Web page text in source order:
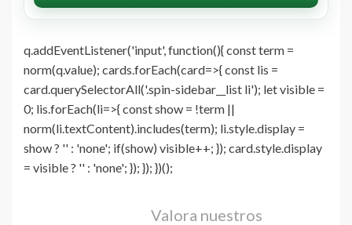
q.addEventListener('input', function(){ const term =
norm(q.value); cards.forEach(card=>{ const lis =
card.querySelectorAll('.spin-sidebar__list li'); let visible =
0; lis.forEach(li=>{ const show = !term ||
norm(li.textContent).includes(term); li.style.display =
show ? '' : 'none'; if(show) visible++; }); card.style.display
= visible ? '' : 'none'; }); }); })();
Valora nuestros